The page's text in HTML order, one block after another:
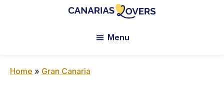
Lovers:
Gran
Canaria
Claire
Menu
Home » Gran Canaria